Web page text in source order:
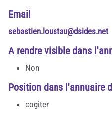
Email
sebastien.loustau@dsides.net
A rendre visible dans
Non
Position dans l'annuaire
cogiter